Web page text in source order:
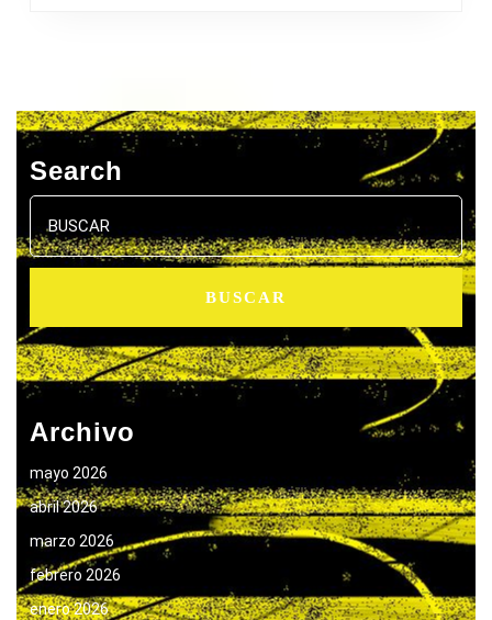
Search
Buscar:
Archivo
mayo 2026
abril 2026
marzo 2026
febrero 2026
enero 2026